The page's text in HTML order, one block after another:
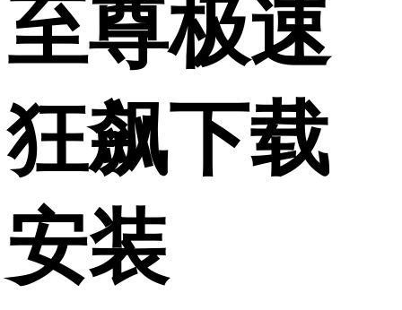
至尊极速
狂飙下载
安装